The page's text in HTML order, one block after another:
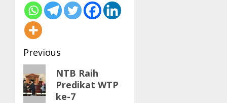
Post
navigation
Previous
Previous
post:
NTB Raih
Predikat WTP
ke-7